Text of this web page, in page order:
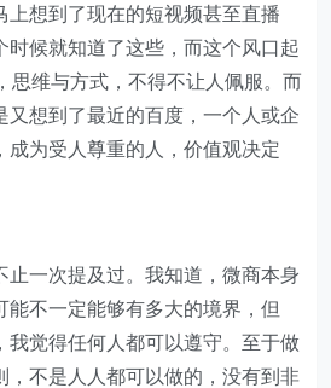
上想到了现在的短视频甚至直播
时候就知道了这些，而这个风口起
思维与方式，不得不让人佩服。而
又想到了最近的百度，一个人或企
成为受人尊重的人，价值观决定
止一次提及过。我知道，微商本身
能不一定能够有多大的境界，但
我觉得任何人都可以遵守。至于做
，不是人人都可以做的，没有到非